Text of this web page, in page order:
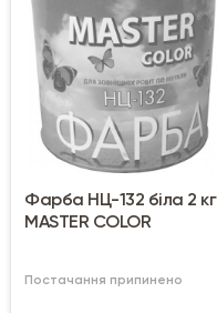
Фарба НЦ-132 біла 2 кг
MASTER COLOR
Постачання припинено